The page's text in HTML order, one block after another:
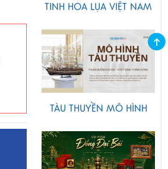
TINH HOA LỤA VIỆT NAM
TÀU THUYỀN MÔ HÌNH